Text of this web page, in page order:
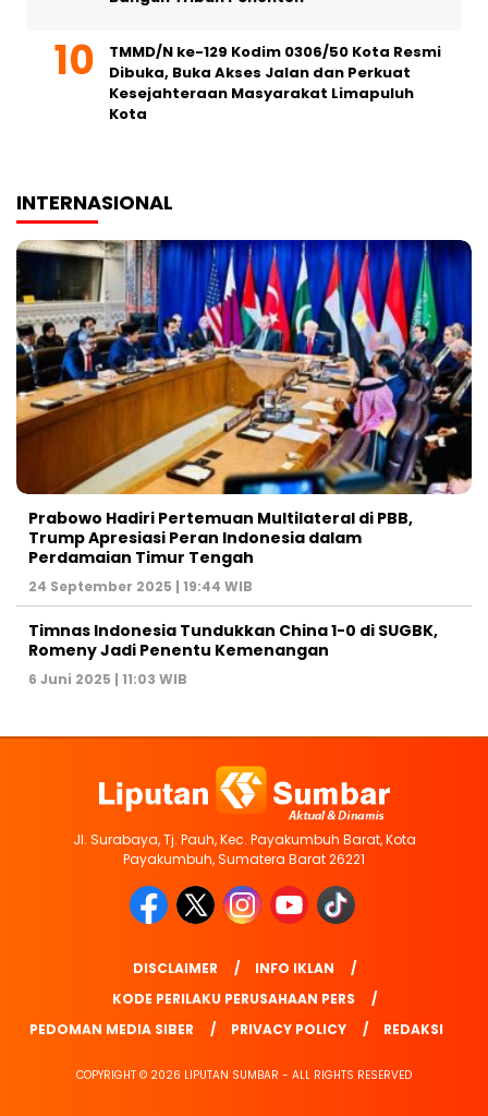
TMMD/N ke-129 Kodim 0306/50 Kota Resmi
Dibuka, Buka Akses Jalan dan Perkuat
Kesejahteraan Masyarakat Limapuluh
Kota
INTERNASIONAL
Prabowo Hadiri Pertemuan Multilateral di PBB,
Trump Apresiasi Peran Indonesia dalam
Perdamaian Timur Tengah
24 September 2025 | 19:44 WIB
Timnas Indonesia Tundukkan China 1-0 di SUGBK,
Romeny Jadi Penentu Kemenangan
6 Juni 2025 | 11:03 WIB
Jl. Surabaya, Tj. Pauh, Kec. Payakumbuh Barat, Kota
Payakumbuh, Sumatera Barat 26221
DISCLAIMER
INFO IKLAN
KODE PERILAKU PERUSAHAAN PERS
PEDOMAN MEDIA SIBER
PRIVACY POLICY REDAKSI
COPYRIGHT © 2026 LIPUTAN SUMBAR - ALL RIGHTS RESERVED